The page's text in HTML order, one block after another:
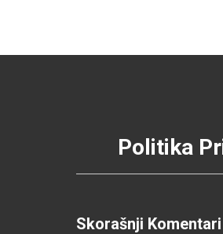
Politika
Skorašnji Komentari